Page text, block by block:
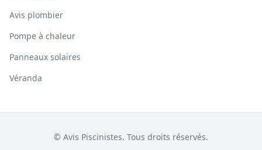
Avis plombier
Pompe à chaleur
Panneaux solaires
Véranda
© Avis Piscinistes. Tous droits réservés.